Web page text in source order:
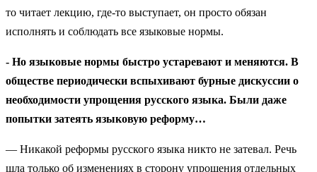
то читает лекцию, где-то выступает, он просто обязан
исполнять и соблюдать все языковые нормы.
- Но языковые нормы быстро устаревают и меняются. В
обществе периодически вспыхивают бурные дискуссии о
необходимости упрощения русского языка. Были даже
попытки затеять языковую реформу…
— Никакой реформы русского языка никто не затевал. Речь
шла только об изменениях в сторону упрощения отдельных